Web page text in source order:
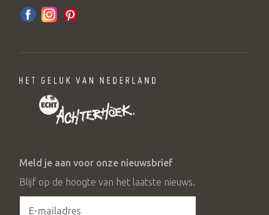
Meld je aan voor onze nieuwsbrief
Blijf op de hoogte van het laatste nieuws.